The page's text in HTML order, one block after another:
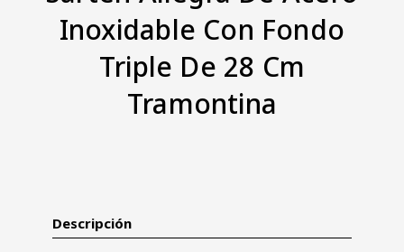
Inoxidable Con Fondo
Triple De 28 Cm
Tramontina
Descripción